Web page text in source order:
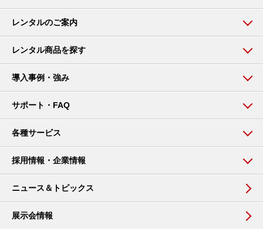
レンタルのご案内
レンタル商品を探す
導入事例・強み
サポート・FAQ
各種サービス
採用情報・企業情報
ニュース＆トピックス
展示会情報